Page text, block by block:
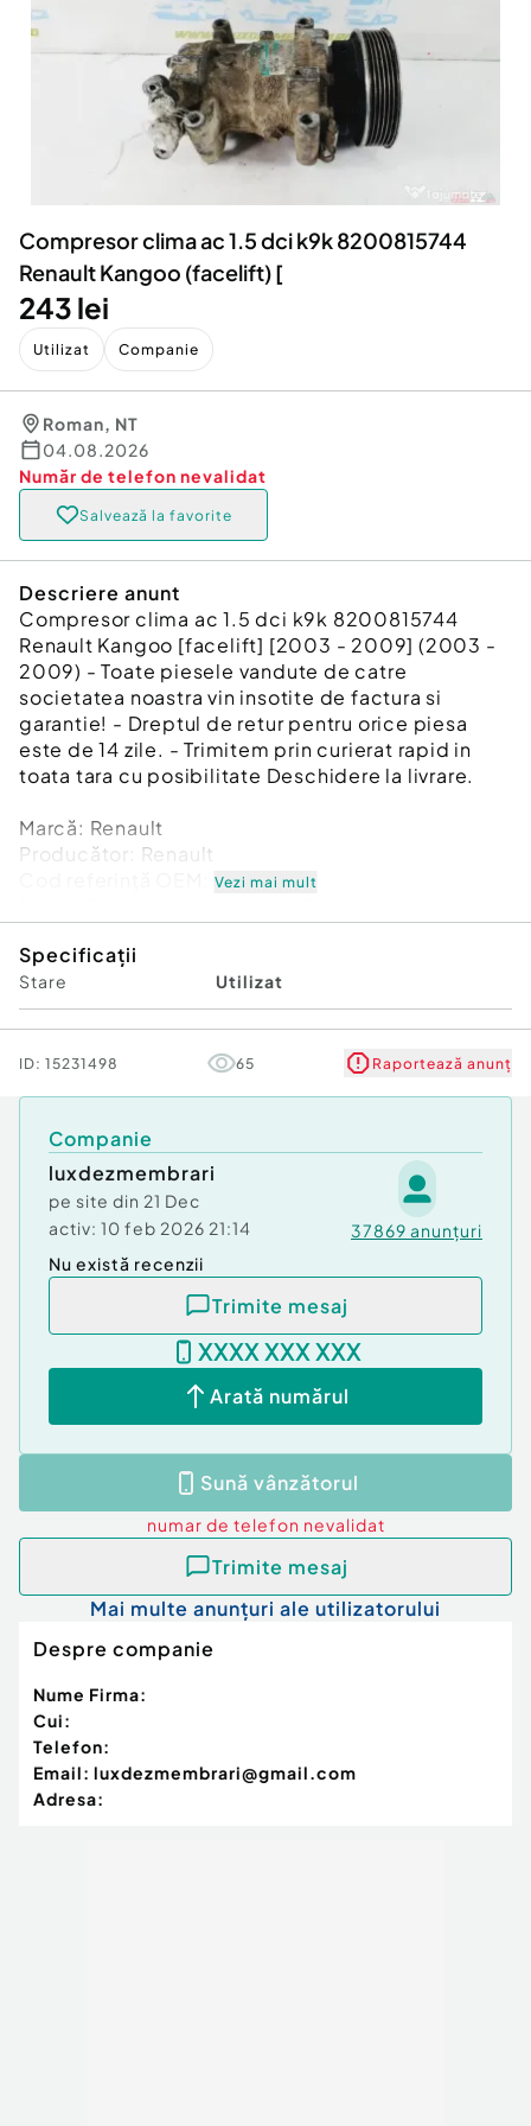
Servicii
Animale de companie
Afaceri și echipamente profesionale
Inchiriere Bunuri si Vehicule
Utilaje agricole si industriale
Piese auto si accesorii
Dacia Duster
Compresor clima ac 1.5 dci k9k 8200815744
Renault Kangoo (facelift) [
243 lei
Utilizat Companie
Roman, NT
04.08.2026
Număr de telefon nevalidat
Salvează la favorite
Descriere anunt
Compresor clima ac 1.5 dci k9k 8200815744
Renault Kangoo [facelift] [2003 - 2009] (2003 -
2009) - Toate piesele vandute de catre
societatea noastra vin insotite de factura si
garantie! - Dreptul de retur pentru orice piesa
este de 14 zile. - Trimitem prin curierat rapid in
toata tara cu posibilitate Deschidere la livrare.
Marcă: Renault
Producător: Renault
Cod referinţă OEM: 48862118
Garanție
Vezi mai mult
Specificații
Stare Utilizat
ID: 15231498 65 Raportează anunț
Companie
luxdezmembrari
pe site din 21 Dec
activ: 10 feb 2026 21:14 37869 anunțuri
Nu există recenzii
Trimite mesaj
XXXX XXX XXX
Arată numărul
Sună vânzătorul
numar de telefon nevalidat
Trimite mesaj
Mai multe anunțuri ale utilizatorului
Despre companie
Nume Firma:
Cui:
Telefon:
Email: luxdezmembrari@gmail.com
Adresa: